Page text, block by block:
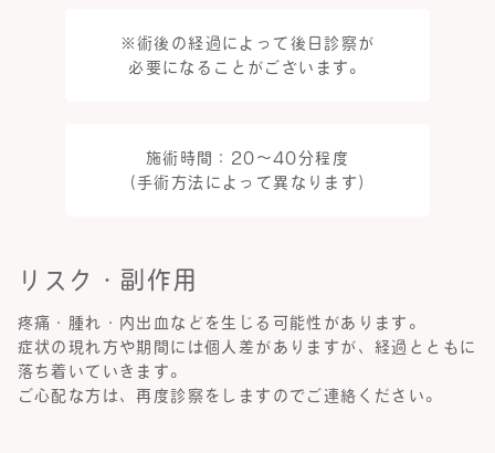
※術後の経過によって後日診察が
必要になることがございます。
施術時間：20～40分程度
（手術方法によって異なります）
リスク・副作用
疼痛・腫れ・内出血などを生じる可能性があります。
症状の現れ方や期間には個人差がありますが、経過とともに
落ち着いていきます。
ご心配な方は、再度診察をしますのでご連絡ください。